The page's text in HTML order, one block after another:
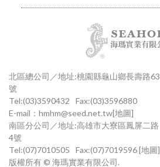
北區總公司／地址:桃園縣龜山鄉長壽路63
號
Tel:(03)3590432
Fax:(03)3596880
E-mail： hmhm@seed.net.tw[地圖]
南區分公司／地址:高雄市大寮區鳳屏二路
4號
Tel:(07)7010505
Fax:(07)7019596[地圖]
版權所有 © 海瑪實業有限公司.